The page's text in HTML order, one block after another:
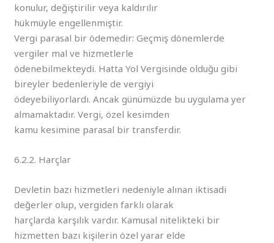
konulur, değiştirilir veya kaldırılır
hükmüyle engellenmiştir.
Vergi parasal bir ödemedir: Geçmiş dönemlerde
vergiler mal ve hizmetlerle
ödenebilmekteydi. Hatta Yol Vergisinde olduğu gibi
bireyler bedenleriyle de vergiyi
ödeyebiliyorlardı. Ancak günümüzde bu uygulama yer
almamaktadır. Vergi, özel kesimden
kamu kesimine parasal bir transferdir.
6.2.2. Harçlar
Devletin bazı hizmetleri nedeniyle alınan iktisadi
değerler olup, vergiden farklı olarak
harçlarda karşılık vardır. Kamusal nitelikteki bir
hizmetten bazı kişilerin özel yarar elde